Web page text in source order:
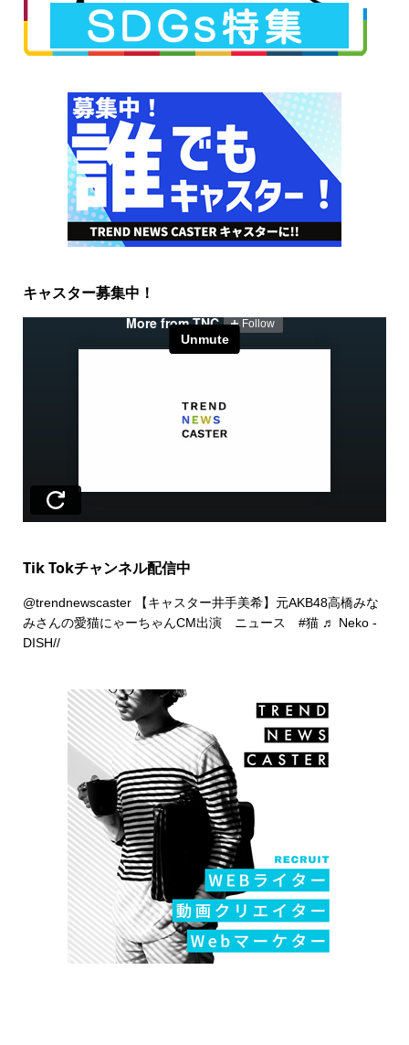
キャスター募集中！
Tik Tokチャンネル配信中
@trendnewscaster【キャスター井手美希】元AKB48高橋みな
みさんの愛猫にゃーちゃんCM出演 ニュース #猫 ♬ Neko -
DISH//